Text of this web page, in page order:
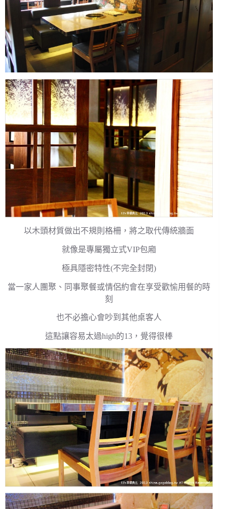
以木頭材質做出不規則格柵，將之取代傳統牆面
就像是專屬獨立式VIP包廂
極具隱密特性(不完全封閉)
當一家人團聚、同事聚餐或情侶約會在享受歡愉用餐的時
刻
也不必擔心會吵到其他桌客人
這點讓容易太過high的13，覺得很棒